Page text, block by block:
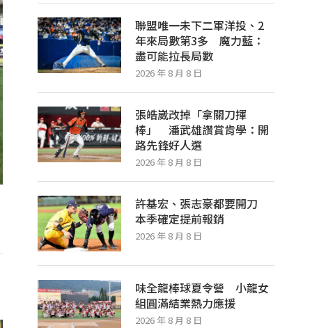
聯盟唯一未下二軍洋投、2
年來局數第3多 魔力藍：
盡可能拉長局數
2026 年 8 月 8 日
張皓崴改掉「拿關刀揮
棒」 潘武雄讚賞肯學：開
路先鋒好人選
2026 年 8 月 8 日
許基宏、張志豪都要開刀
本季確定提前報銷
2026 年 8 月 8 日
味全龍棒球夏令營 小龍女
組圓滿結業熱力應援
2026 年 8 月 8 日